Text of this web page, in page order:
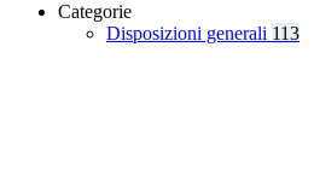
Categorie
Disposizioni generali 113